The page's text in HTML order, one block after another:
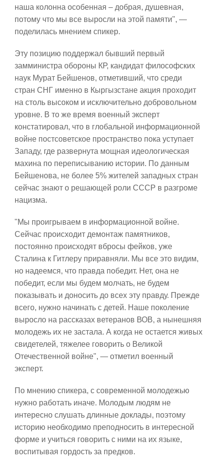
наша колонна особенная – добрая, душевная,
потому что мы все выросли на этой памяти", —
поделилась мнением спикер.
Эту позицию поддержал бывший первый
замминистра обороны КР, кандидат философских
наук Мурат Бейшенов, отметивший, что среди
стран СНГ именно в Кыргызстане акция проходит
на столь высоком и исключительно добровольном
уровне. В то же время военный эксперт
констатировал, что в глобальной информационной
войне постсоветское пространство пока уступает
Западу, где развернута мощная идеологическая
махина по переписыванию истории. По данным
Бейшенова, не более 5% жителей западных стран
сейчас знают о решающей роли СССР в разгроме
нацизма.
"Мы проигрываем в информационной войне.
Сейчас происходит демонтаж памятников,
постоянно происходят вбросы фейков, уже
Сталина к Гитлеру приравняли. Мы все это видим,
но надеемся, что правда победит. Нет, она не
победит, если мы будем молчать, не будем
показывать и доносить до всех эту правду. Прежде
всего, нужно начинать с детей. Наше поколение
выросло на рассказах ветеранов ВОВ, а нынешняя
молодежь их не застала. А когда не остается живых
свидетелей, тяжелее говорить о Великой
Отечественной войне", — отметил военный
эксперт.
По мнению спикера, с современной молодежью
нужно работать иначе. Молодым людям не
интересно слушать длинные доклады, поэтому
историю необходимо преподносить в интересной
форме и учиться говорить с ними на их языке,
воспитывая гордость за предков.